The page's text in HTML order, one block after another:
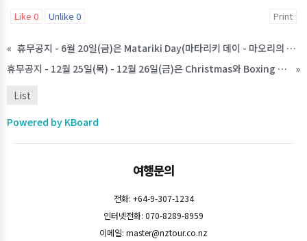
Like 0 Unlike 0 Print
«
휴무공지 - 6월 20일(금)은 Matariki Day(마타리키 데이 - 마오리의 새해)로 법정 공휴일입니다.
휴무공지 - 12월 25일(목) - 12월 26일(금)은 Christmas와 Boxing Day로 법정 공휴일입니다.
»
List
Powered by KBoard
여행문의
전화: +64-9-307-1234
인터넷전화: 070-8289-8959
이메일: master@nztour.co.nz